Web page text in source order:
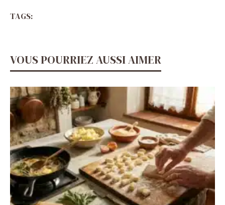
TAGS:
VOUS POURRIEZ AUSSI AIMER